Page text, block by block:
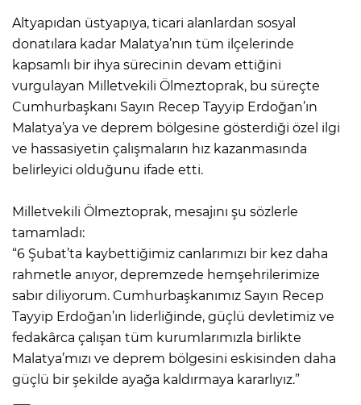
Altyapıdan üstyapıya, ticari alanlardan sosyal
donatılara kadar Malatya’nın tüm ilçelerinde
kapsamlı bir ihya sürecinin devam ettiğini
vurgulayan Milletvekili Ölmeztoprak, bu süreçte
Cumhurbaşkanı Sayın Recep Tayyip Erdoğan’ın
Malatya’ya ve deprem bölgesine gösterdiği özel ilgi
ve hassasiyetin çalışmaların hız kazanmasında
belirleyici olduğunu ifade etti.
Milletvekili Ölmeztoprak, mesajını şu sözlerle
tamamladı:
“6 Şubat’ta kaybettiğimiz canlarımızı bir kez daha
rahmetle anıyor, depremzede hemşehrilerimize
sabır diliyorum. Cumhurbaşkanımız Sayın Recep
Tayyip Erdoğan’ın liderliğinde, güçlü devletimiz ve
fedakârca çalışan tüm kurumlarımızla birlikte
Malatya’mızı ve deprem bölgesini eskisinden daha
güçlü bir şekilde ayağa kaldırmaya kararlıyız.”